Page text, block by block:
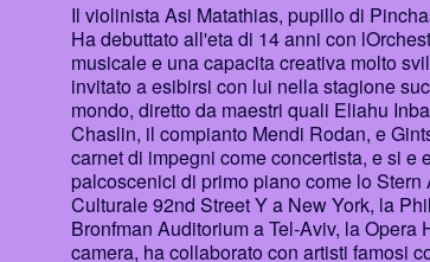
Il violinista Asi Matathias, pupillo di
Ha debuttato all'eta di 14 anni con
musicale e una capacita creativa molto
invitato a esibirsi con lui nella stagione
mondo, diretto da maestri quali Eliahu
Chaslin, il compianto Mendi Rodan, e
carnet di impegni come concertista, e si e
palcoscenici di primo piano come lo
Culturale 92nd Street Y a New York, la
Bronfman Auditorium a Tel-Aviv, la
camera, ha collaborato con artisti famosi